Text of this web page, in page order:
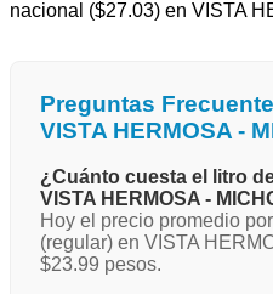
nacional ($27.03) en VISTA
Preguntas
VISTA HERMOSA -
¿Cuánto cuesta el litro
VISTA HERMOSA -
Hoy el precio promedio
(regular) en VISTA
$23.99 pesos.